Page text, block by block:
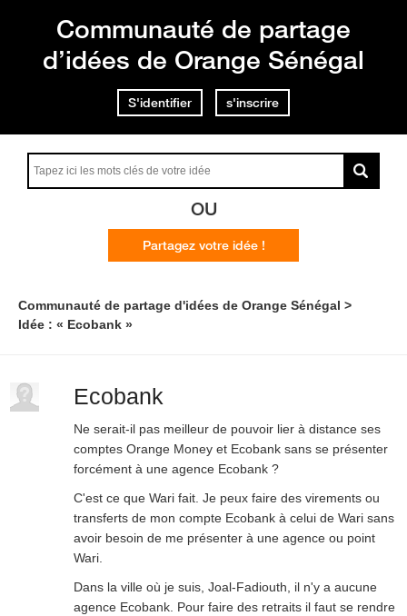
Communauté de partage
d’idées de Orange Sénégal
S'identifier s'inscrire
OU
Partagez votre idée !
Communauté de partage d'idées de Orange Sénégal
Idée : « Ecobank »
Ecobank
Ne serait-il pas meilleur de pouvoir lier à distance ses
comptes Orange Money et Ecobank sans se présenter
forcément à une agence Ecobank ?
C'est ce que Wari fait. Je peux faire des virements ou
transferts de mon compte Ecobank à celui de Wari sans
avoir besoin de me présenter à une agence ou point
Wari.
Dans la ville où je suis, Joal-Fadiouth, il n'y a aucune
agence Ecobank. Pour faire des retraits il faut se rendre